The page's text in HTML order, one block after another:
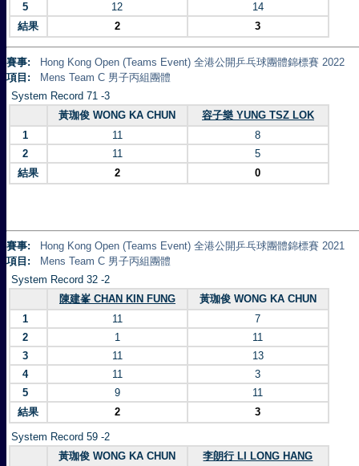
5
12
14
結果
2 3
賽事:
Hong Kong Open (Teams Event) 全港公開乒乓球團體錦標賽 2022
項目:
Mens Team C 男子丙組團體
System Record 71 -3
黃珈俊 WONG KA CHUN
容子樂 YUNG TSZ LOK
1
11
8
2
11
5
結果
2 0
賽事:
Hong Kong Open (Teams Event) 全港公開乒乓球團體錦標賽 2021
項目:
Mens Team C 男子丙組團體
System Record 32 -2
陳建峯 CHAN KIN FUNG
黃珈俊 WONG KA CHUN
1
11
7
2
1
11
3
11
13
4
11
3
5
9
11
結果
2 3
System Record 59 -2
黃珈俊 WONG KA CHUN
李朗行 LI LONG HANG